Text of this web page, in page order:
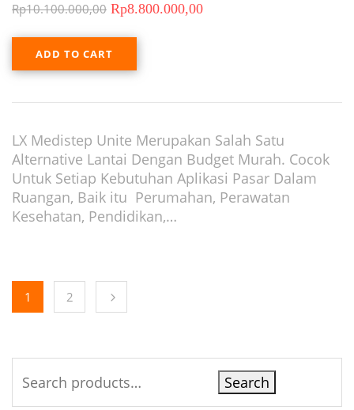
Search
Rp10.100.000,00 Rp8.800.000,00
ADD TO CART
LX Medistep Unite Merupakan Salah Satu
Alternative Lantai Dengan Budget Murah. Cocok
Untuk Setiap Kebutuhan Aplikasi Pasar Dalam
Ruangan, Baik itu Perumahan, Perawatan
Kesehatan, Pendidikan,…
1 2